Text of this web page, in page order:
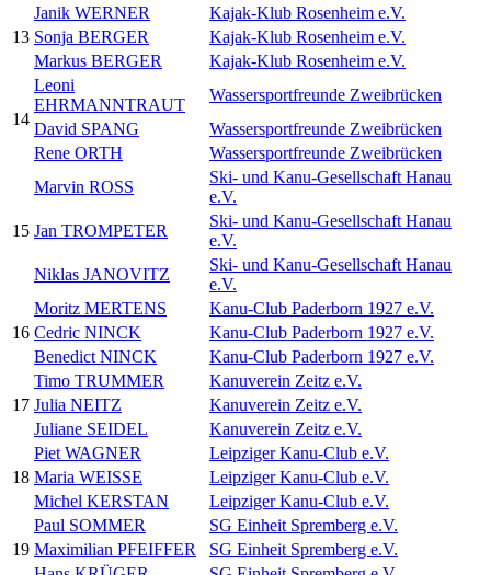
13
Janik WERNER
Kajak-Klub Rosenheim e.V.
Sonja BERGER
Kajak-Klub Rosenheim e.V.
Markus BERGER
Kajak-Klub Rosenheim e.V.
14
Leoni
EHRMANNTRAUT
Wassersportfreunde Zweibrücken
David SPANG
Wassersportfreunde Zweibrücken
Rene ORTH
Wassersportfreunde Zweibrücken
15
Marvin ROSS
Ski- und Kanu-Gesellschaft Hanau
e.V.
Jan TROMPETER
Ski- und Kanu-Gesellschaft Hanau
e.V.
Niklas JANOVITZ
Ski- und Kanu-Gesellschaft Hanau
e.V.
16
Moritz MERTENS
Kanu-Club Paderborn 1927 e.V.
Cedric NINCK
Kanu-Club Paderborn 1927 e.V.
Benedict NINCK
Kanu-Club Paderborn 1927 e.V.
17
Timo TRUMMER
Kanuverein Zeitz e.V.
Julia NEITZ
Kanuverein Zeitz e.V.
Juliane SEIDEL
Kanuverein Zeitz e.V.
18
Piet WAGNER
Leipziger Kanu-Club e.V.
Maria WEISSE
Leipziger Kanu-Club e.V.
Michel KERSTAN
Leipziger Kanu-Club e.V.
19
Paul SOMMER
SG Einheit Spremberg e.V.
Maximilian PFEIFFER
SG Einheit Spremberg e.V.